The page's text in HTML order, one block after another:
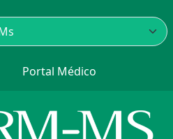
Portal Médico